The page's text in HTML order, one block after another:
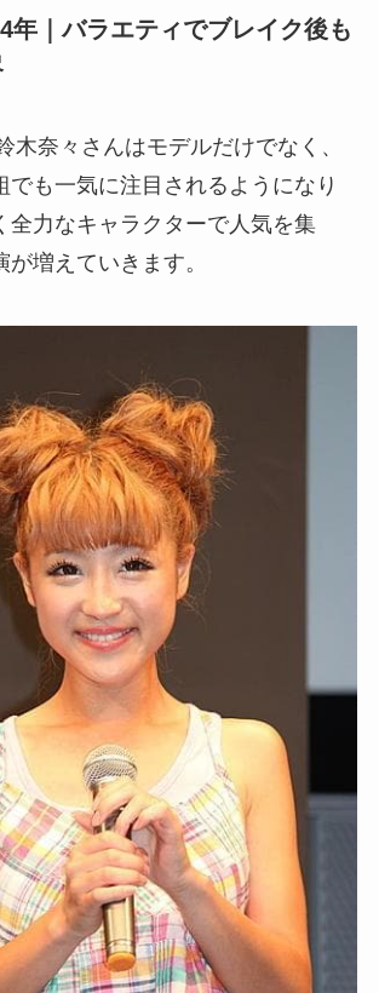
年｜バラエティでブレイク後も
木奈々さんはモデルだけでなく、
でも一気に注目されるようになり
全力なキャラクターで人気を集
増えていきます。